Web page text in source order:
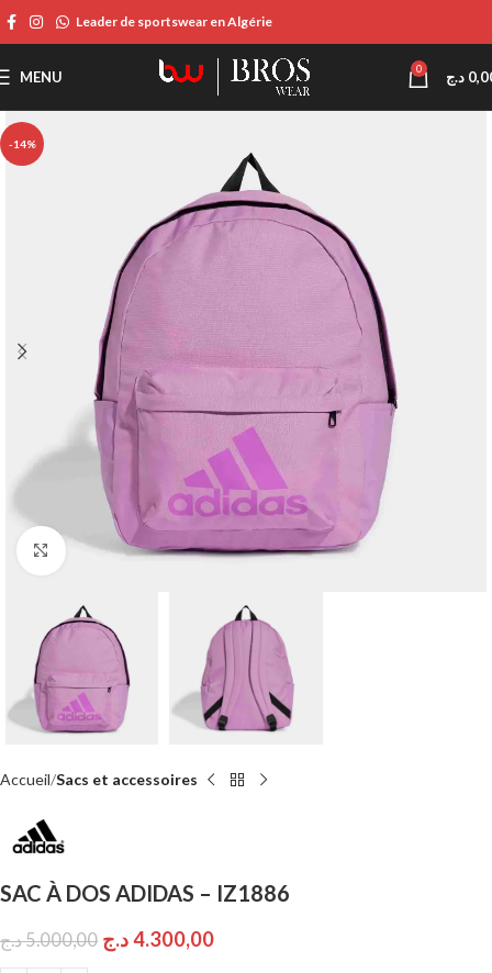
Leader de sportswear en Algérie
MENU 0 د.ج
-14%
Click to enlarge
Accueil Sacs et accessoires
SAC À DOS ADIDAS – IZ1886
5.000,00د.ج 4.300,00د.ج